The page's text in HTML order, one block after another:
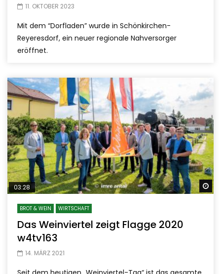
11. OKTOBER 2023
Mit dem “Dorfladen” wurde in Schönkirchen-
Reyeresdorf, ein neuer regionale Nahversorger
eröffnet.
03:28
BROT & WEIN WIRTSCHAFT
Das Weinviertel zeigt Flagge 2020
w4tv163
14. MÄRZ 2021